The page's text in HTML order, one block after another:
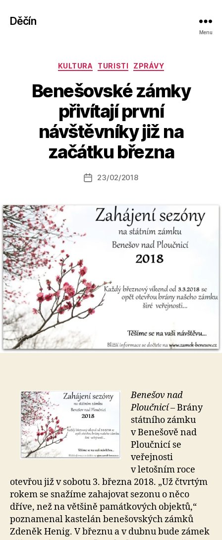
Děčín
Menu
Rubriky
KULTURA TURISTI ZPRÁVY
Benešovské zámky
přivítají první
návštěvníky již na
začátku března
Autor
příspěvku
u
t
o
a
s
o
Datum
23/02/2018
Benešov nad
Ploučnicí –Brány
státního zámku
v Benešově nad
Ploučnicí se
veřejnosti
v letošním roce
otevřou již v sobotu 3. března 2018. „Už čtvrtým
rokem se snažíme zahajovat sezonu o něco
dříve, než na většině památkových objektů,“
poznamenal kastelán benešovských zámků
Zdeněk Henig. V březnu a v dubnu bude zámek